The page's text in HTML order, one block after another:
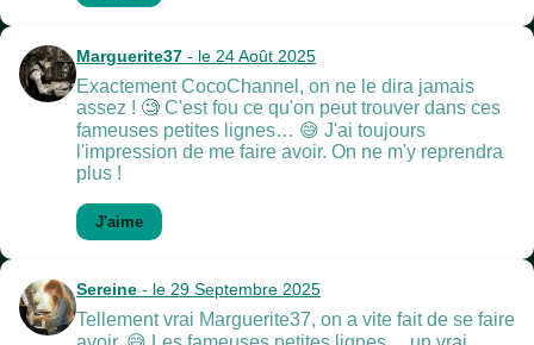
Marguerite37 - le 24 Août 2025
Exactement CocoChannel, on ne le dira jamais
assez ! 🧐 C'est fou ce qu'on peut trouver dans ces
fameuses petites lignes… 😅 J'ai toujours
l'impression de me faire avoir. On ne m'y reprendra
plus !
J'aime
Sereine - le 29 Septembre 2025
Tellement vrai Marguerite37, on a vite fait de se faire